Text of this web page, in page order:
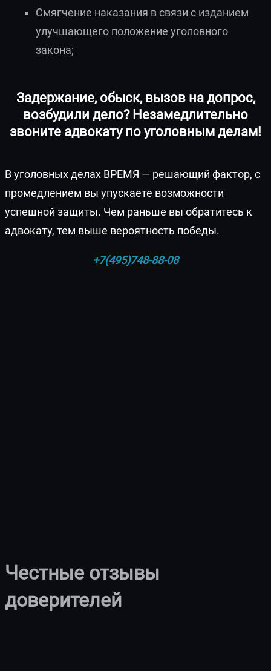
Смягчение наказания в связи с изданием
улучшающего положение уголовного
закона;
Задержание, обыск, вызов на допрос,
возбудили дело? Незамедлительно
звоните адвокату по уголовным делам!
В уголовных делах ВРЕМЯ — решающий фактор, с
промедлением вы упускаете возможности
успешной защиты. Чем раньше вы обратитесь к
адвокату, тем выше вероятность победы.
+7(495)748-88-08
Честные отзывы
доверителей